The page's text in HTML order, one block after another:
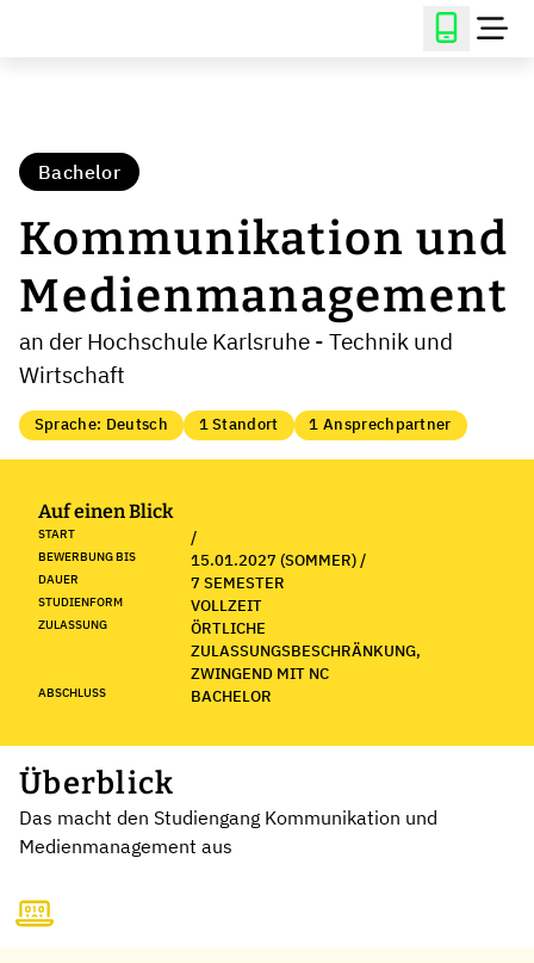
Bachelor
Kommunikation und
Medienmanagement
an der Hochschule Karlsruhe - Technik und
Wirtschaft
Sprache: Deutsch 1 Standort 1 Ansprechpartner
Auf einen Blick
START /
BEWERBUNG BIS 15.01.2027 (SOMMER) /
DAUER 7 SEMESTER
STUDIENFORM VOLLZEIT
ZULASSUNG
ÖRTLICHE
ZULASSUNGSBESCHRÄNKUNG,
ZWINGEND MIT NC
ABSCHLUSS BACHELOR
Überblick
Das macht den Studiengang Kommunikation und
Medienmanagement aus